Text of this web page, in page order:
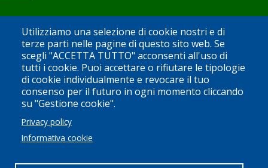
Utilizziamo una selezione di cookie nostri e di
terze parti nelle pagine di questo sito web. Se
scegli "ACCETTA TUTTO" acconsenti all'uso di
tutti i cookie. Puoi accettare o rifiutare le tipologie
di cookie individualmente e revocare il tuo
consenso per il futuro in ogni momento cliccando
su "Gestione cookie".
Privacy policy
Informativa cookie
Visita
Orari
Biglietti
Bookshop
Newsletter